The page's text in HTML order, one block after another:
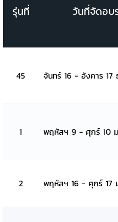
รุ่นที่ วันที่จัดอบ
45 จันทร์ 16 - อังคาร 17
1 พฤหัสฯ 9 - ศุกร์ 10
2 พฤหัสฯ 16 - ศุกร์ 17